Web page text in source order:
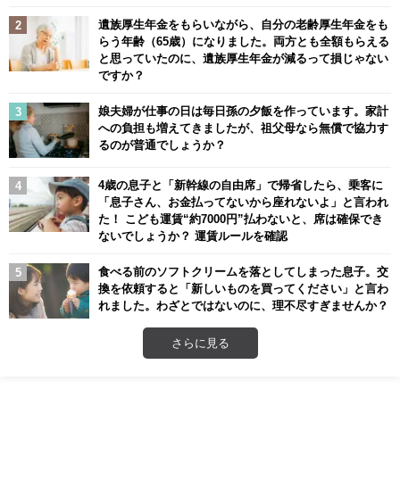
遺族厚生年金をもらいながら、自分の老齢厚生年金をも
らう年齢（65歳）になりました。両方とも全額もらえる
と思っていたのに、遺族厚生年金が減るって損じゃない
ですか？
娘夫婦が仕事の日は毎日孫の夕飯を作っています。家計
への負担も増えてきましたが、祖父母なら無償で協力す
るのが普通でしょうか？
4歳の息子と「新幹線の自由席」で帰省したら、乗客に
「息子さん、お金払ってないから座れないよ」と言われ
た！ こども運賃“約7000円”払わないと、席は確保でき
ないでしょうか？ 運賃ルールを確認
食べる前のソフトクリームを落としてしまった息子。交
換を依頼すると「新しいものを買ってください」と言わ
れました。わざとではないのに、理不尽すぎませんか？
さらに見る